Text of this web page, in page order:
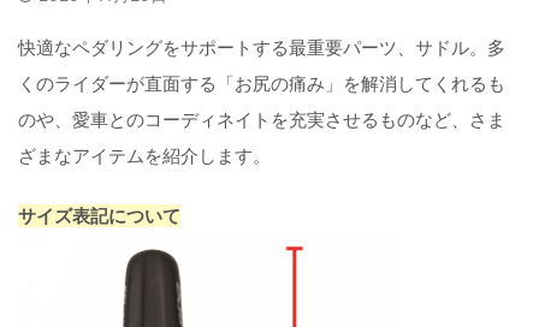
快適なペダリングをサポートする最重要パーツ、サドル。多
くのライダーが直面する「お尻の痛み」を解消してくれるも
のや、愛車とのコーディネイトを充実させるものなど、さま
ざまなアイテムを紹介します。
サイズ表記について